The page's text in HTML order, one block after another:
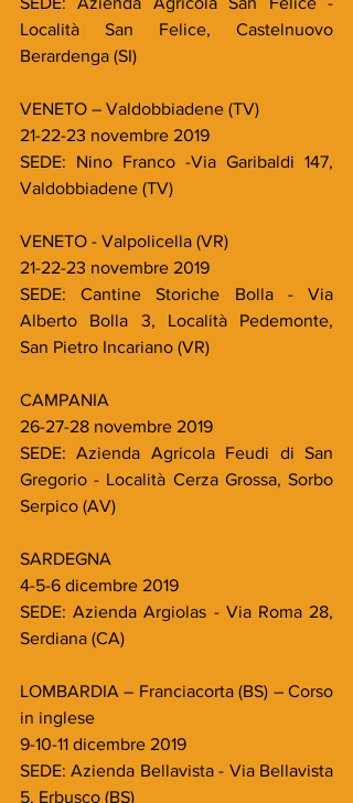
Località San Felice, Castelnuovo
Berardenga (SI)
VENETO – Valdobbiadene (TV)
21-22-23 novembre 2019
SEDE: Nino Franco -Via Garibaldi 147,
Valdobbiadene (TV)
VENETO - Valpolicella (VR)
21-22-23 novembre 2019
SEDE: Cantine Storiche Bolla - Via
Alberto Bolla 3, Località Pedemonte,
San Pietro Incariano (VR)
CAMPANIA
26-27-28 novembre 2019
SEDE: Azienda Agricola Feudi di San
Gregorio - Località Cerza Grossa, Sorbo
Serpico (AV)
SARDEGNA
4-5-6 dicembre 2019
SEDE: Azienda Argiolas - Via Roma 28,
Serdiana (CA)
LOMBARDIA – Franciacorta (BS) – Corso
in inglese
9-10-11 dicembre 2019
SEDE: Azienda Bellavista - Via Bellavista
5, Erbusco (BS)